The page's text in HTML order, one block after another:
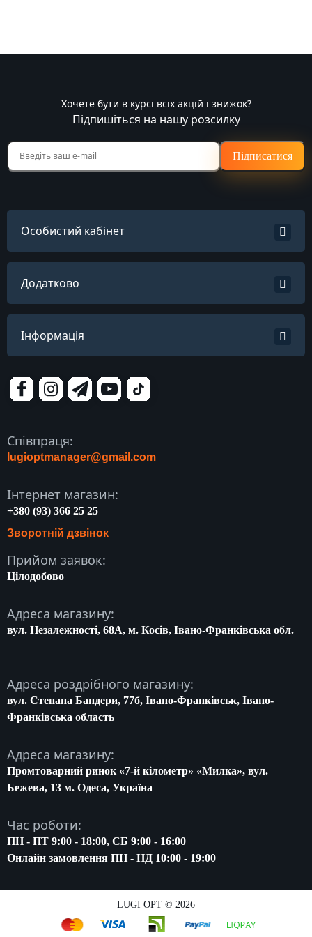
Хочете бути в курсі всіх акцій і знижок?
Підпишіться на нашу розсилку
Підписатися
Особистий кабінет
Додатково
Інформація
Співпраця:
lugioptmanager@gmail.com
Інтернет магазин:
+380 (93) 366 25 25
Зворотній дзвінок
Прийом заявок:
Цілодобово
Адреса магазину:
вул. Незалежності, 68A, м. Косів, Івано-Франківська обл.
Адреса роздрібного магазину:
вул. Степана Бандери, 77б, Івано-Франківськ, Івано-
Франківська область
Адреса магазину:
Промтоварний ринок «7-й кілометр» «Милка», вул.
Бежева, 13 м. Одеса, Україна
Час роботи:
ПН - ПТ 9:00 - 18:00, СБ 9:00 - 16:00
Онлайн замовлення ПН - НД 10:00 - 19:00
LUGI OPT © 2026